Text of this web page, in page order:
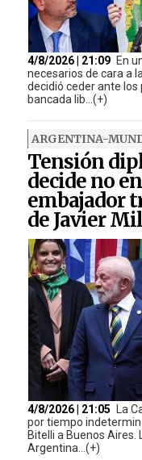
4/8/2026 | 21:09 En
necesarios de cara a
decidió ceder ante los
bancada lib...(+)
ARGENTINA-
Tensión
decide no
embajador
de Javier
4/8/2026 | 21:05
La
por tiempo
Bitelli a Buenos Aires.
Argentina...(+)